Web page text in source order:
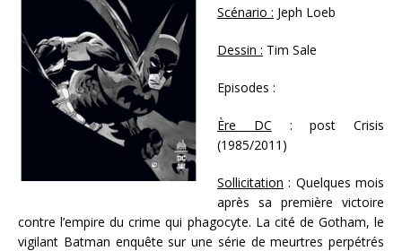
Scénario : Jeph Loeb
Dessin : Tim Sale
Episodes :
Ère DC : post Crisis
(1985/2011)
Sollicitation : Quelques mois
après sa première victoire
contre l’empire du crime qui phagocyte. La cité de Gotham, le
vigilant Batman enquête sur une série de meurtres perpétrés